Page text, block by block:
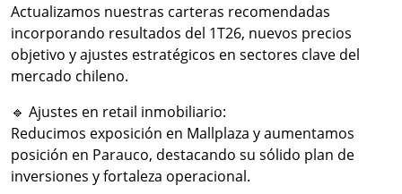
Actualizamos nuestras carteras recomendadas
incorporando resultados del 1T26, nuevos precios
objetivo y ajustes estratégicos en sectores clave del
mercado chileno.
🔹 Ajustes en retail inmobiliario:
Reducimos exposición en Mallplaza y aumentamos
posición en Parauco, destacando su sólido plan de
inversiones y fortaleza operacional.